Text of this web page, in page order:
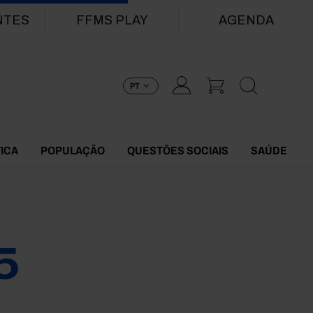
FFMS PLAY AGENDA
PT
POPULAÇÃO QUESTÕES SOCIAIS SAÚDE